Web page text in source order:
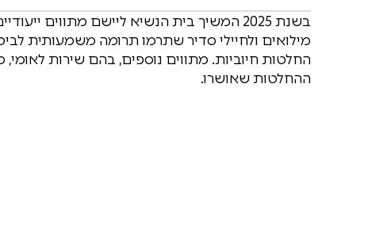
בשנת 2025 המשיך בית הנשיא ליישם מתווים
החלטות חיוביות. מתווים נוספים, בהם שירות
ההחלטות שאושרו.